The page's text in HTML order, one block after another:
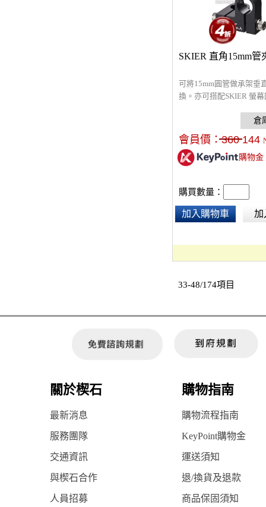
SKIER 直角15mm管
可將15mm圓管做承架垂
換。亦可搭配SKIER 螢
會員價：360 144
購物金
購買數量：
加入購物車 加
33-48/174項目
關於楔石 購物指南
最新消息 購物流程指南
服務團隊 KeyPoint購物金
交通資訊 運送須知
與楔石合作 退/換貨及退款
人員招募 商品保固須知